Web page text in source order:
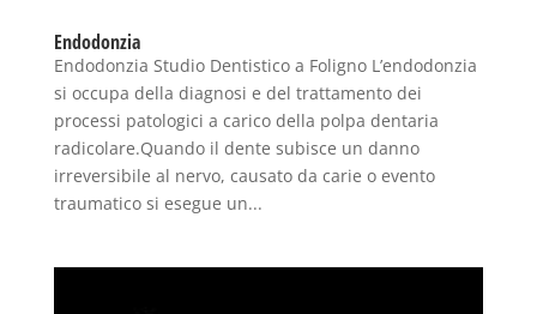
Endodonzia
Endodonzia Studio Dentistico a Foligno L’endodonzia
si occupa della diagnosi e del trattamento dei
processi patologici a carico della polpa dentaria
radicolare.Quando il dente subisce un danno
irreversibile al nervo, causato da carie o evento
traumatico si esegue un...